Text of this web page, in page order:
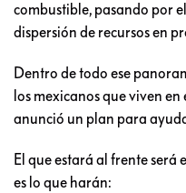
combustible, pasando por
dispersión de recursos en
Dentro de todo ese
los mexicanos que viven
anunció un plan para
El que estará al frente será
es lo que harán: